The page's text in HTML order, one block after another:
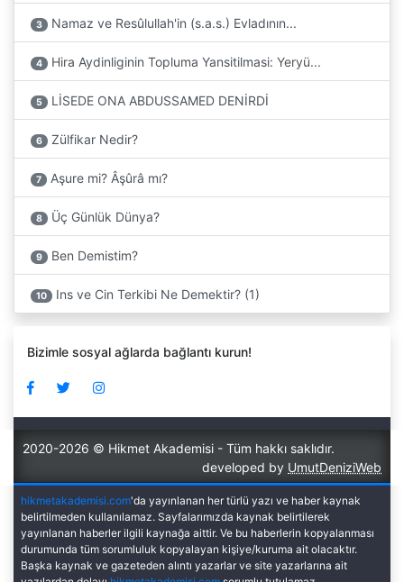
3 Namaz ve Resûlullah'in (s.a.s.) Evladının...
4 Hira Aydinliginin Topluma Yansitilmasi: Yeryü...
5 LİSEDE ONA ABDUSSAMED DENİRDİ
6 Zülfikar Nedir?
7 Aşure mi? Âşûrâ mı?
8 Üç Günlük Dünya?
9 Ben Demistim?
10 Ins ve Cin Terkibi Ne Demektir? (1)
Bizimle sosyal ağlarda bağlantı kurun!
2020-2026 © Hikmet Akademisi - Tüm hakkı saklıdır.
developed by UmutDeniziWeb
hikmetakademisi.com'da yayınlanan her türlü yazı ve haber kaynak
belirtilmeden kullanılamaz. Sayfalarımızda kaynak belirtilerek
yayınlanan haberler ilgili kaynağa aittir. Ve bu haberlerin kopyalanması
durumunda tüm sorumluluk kopyalayan kişiye/kuruma ait olacaktır.
Başka kaynak ve gazeteden alıntı yazarlar ve site yazarlarına ait